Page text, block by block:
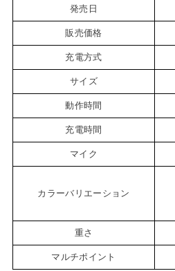
発売日
販売価格
充電方式
サイズ
動作時間
充電時間
マイク
カラーバリエーション
重さ
マルチポイント